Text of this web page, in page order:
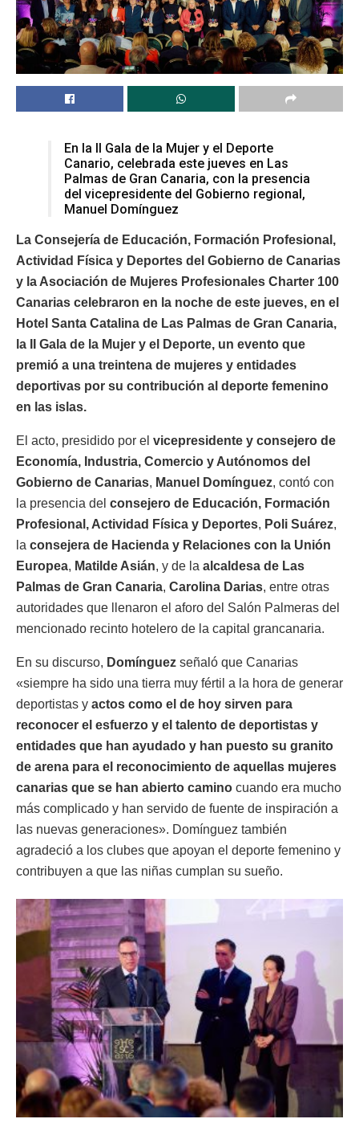
En la II Gala de la Mujer y el Deporte
Canario, celebrada este jueves en Las
Palmas de Gran Canaria, con la presencia
del vicepresidente del Gobierno regional,
Manuel Domínguez
La Consejería de Educación, Formación Profesional,
Actividad Física y Deportes del Gobierno de Canarias
y la Asociación de Mujeres Profesionales Charter 100
Canarias celebraron en la noche de este jueves, en el
Hotel Santa Catalina de Las Palmas de Gran Canaria,
la II Gala de la Mujer y el Deporte, un evento que
premió a una treintena de mujeres y entidades
deportivas por su contribución al deporte femenino
en las islas.
El acto, presidido por el vicepresidente y consejero de
Economía, Industria, Comercio y Autónomos del
Gobierno de Canarias, Manuel Domínguez, contó con
la presencia del consejero de Educación, Formación
Profesional, Actividad Física y Deportes, Poli Suárez,
la consejera de Hacienda y Relaciones con la Unión
Europea, Matilde Asián, y de la alcaldesa de Las
Palmas de Gran Canaria, Carolina Darias, entre otras
autoridades que llenaron el aforo del Salón Palmeras del
mencionado recinto hotelero de la capital grancanaria.
En su discurso, Domínguez señaló que Canarias
«siempre ha sido una tierra muy fértil a la hora de generar
deportistas y actos como el de hoy sirven para
reconocer el esfuerzo y el talento de deportistas y
entidades que han ayudado y han puesto su granito
de arena para el reconocimiento de aquellas mujeres
canarias que se han abierto camino cuando era mucho
más complicado y han servido de fuente de inspiración a
las nuevas generaciones». Domínguez también
agradeció a los clubes que apoyan el deporte femenino y
contribuyen a que las niñas cumplan su sueño.